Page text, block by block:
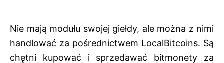
Nie mają modułu swojej giełdy, ale można z nimi
handlować za pośrednictwem LocalBitcoins. Są
chętni kupować i sprzedawać bitmonety za